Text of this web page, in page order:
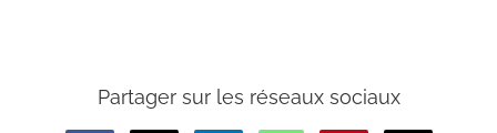
Partager sur les réseaux sociaux